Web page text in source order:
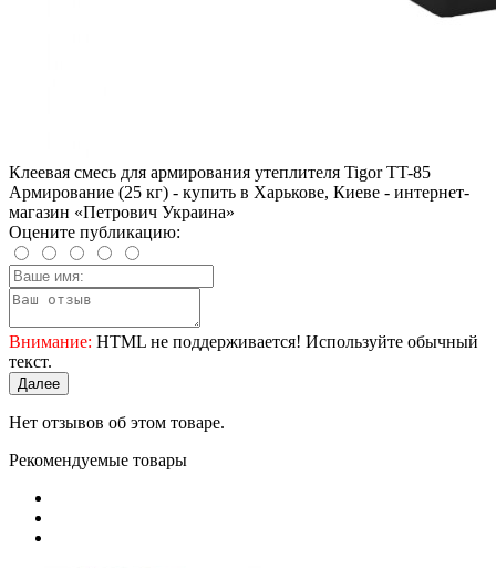
Клеевая смесь для армирования утеплителя Tigor TT-85
Армирование (25 кг) - купить в Харькове, Киеве - интернет-
магазин «Петрович Украина»
Оцените публикацию:
Внимание: HTML не поддерживается! Используйте обычный
текст.
Далее
Нет отзывов об этом товаре.
Рекомендуемые товары